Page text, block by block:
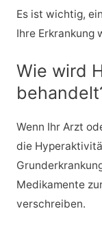
Es ist wichtig,
Ihre Erkrankung
Wie wird
Wenn Ihr Arzt
die
Medikamente
verschreiben.